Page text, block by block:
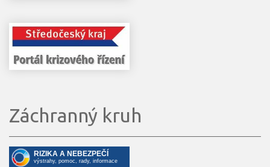
Záchranný kruh